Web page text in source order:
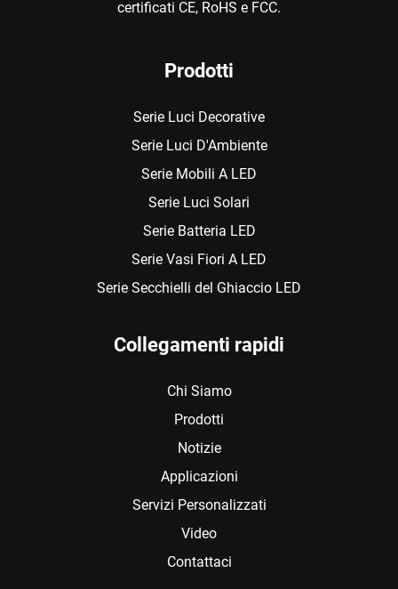
certificati CE, RoHS e FCC.
Prodotti
Serie Luci Decorative
Serie Luci D'Ambiente
Serie Mobili A LED
Serie Luci Solari
Serie Batteria LED
Serie Vasi Fiori A LED
Serie Secchielli del Ghiaccio LED
Collegamenti rapidi
Chi Siamo
Prodotti
Notizie
Applicazioni
Servizi Personalizzati
Video
Contattaci